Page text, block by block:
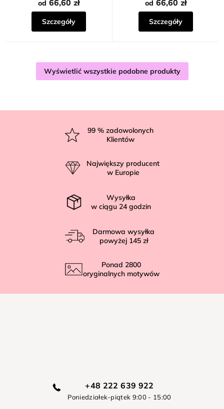
od 66,60 zł
Szczegóły
od 66,60 zł
Szczegóły
Wyświetlić wszystkie podobne produkty
99 % zadowolonych
Klientów
Największy producent
w Europie
Wysyłka
w ciągu 24 godzin
Darmowa wysyłka
powyżej 145 zł
Ponad 2800
oryginalnych motywów
+48 222 639 922
Poniedziałek-piątek 9:00 - 15:00